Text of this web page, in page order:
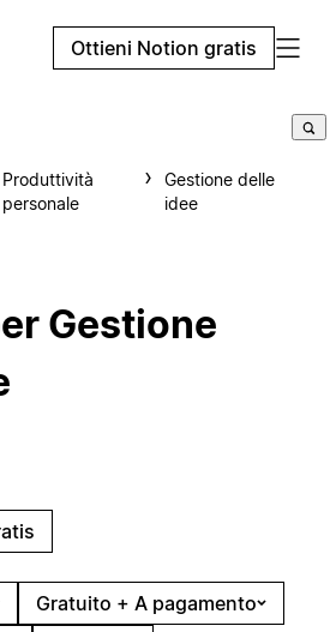
Ottieni Notion gratis
Produttività
personale
Gestione delle
idee
Gestione
Gratuito + A pagamento